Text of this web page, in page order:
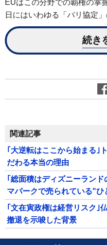
EUはこの分野での覇権の掌
日にはいわゆる「パリ協定
続き
関連記事
｢大逆転はここから始まる｣
だわる本当の理由
｢総面積はディズニーラン
マパークで売られている"ひ
｢文在寅政権は経営リスク｣
撤退を示唆した背景